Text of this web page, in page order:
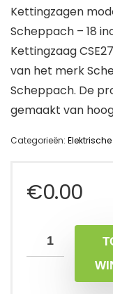
Kettingzagen
Scheppach – 18
Kettingzaag
van het merk
Scheppach. De
gemaakt van
Categorieën:
€0.00